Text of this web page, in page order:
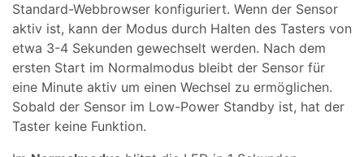
Standard-Webbrowser konfiguriert. Wenn der Sensor
aktiv ist, kann der Modus durch Halten des Tasters von
etwa 3-4 Sekunden gewechselt werden. Nach dem
ersten Start im Normalmodus bleibt der Sensor für
eine Minute aktiv um einen Wechsel zu ermöglichen.
Sobald der Sensor im Low-Power Standby ist, hat der
Taster keine Funktion.